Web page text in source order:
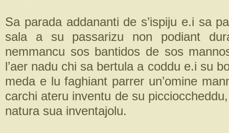
Sa parada addananti de s’ispiju e.i sa
sala a su passarizu non podiant
nemmancu sos bantidos de sos
l’aer nadu chi sa bertula a coddu e.i su
meda e lu faghiant parrer un’omine
carchi ateru inventu de su
natura sua inventajolu.